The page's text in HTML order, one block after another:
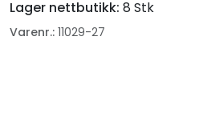
Lager nettbutikk: 8 Stk
Varenr.: 11029-27